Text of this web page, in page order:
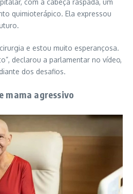
quimioterápico. Ela expressou
e estou muito esperançosa.
declarou a parlamentar no vídeo,
dos desafios.
mama agressivo